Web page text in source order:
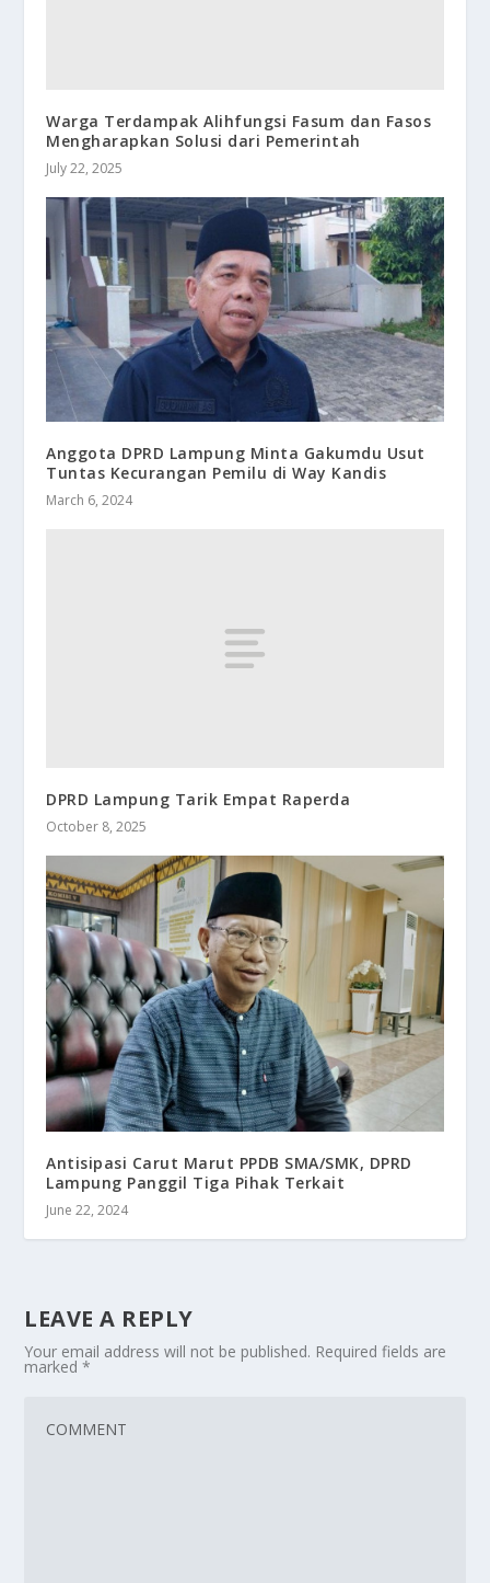
Warga Terdampak Alihfungsi Fasum dan Fasos
Mengharapkan Solusi dari Pemerintah
July 22, 2025
Anggota DPRD Lampung Minta Gakumdu Usut
Tuntas Kecurangan Pemilu di Way Kandis
March 6, 2024
DPRD Lampung Tarik Empat Raperda
October 8, 2025
Antisipasi Carut Marut PPDB SMA/SMK, DPRD
Lampung Panggil Tiga Pihak Terkait
June 22, 2024
LEAVE A REPLY
Your email address will not be published. Required fields are
marked*